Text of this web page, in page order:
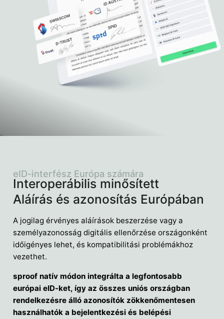
Interoperábilis minősített
Aláírás és azonosítás Európában
eID-interfész Európa számára
A jogilag érvényes aláírások beszerzése vagy a
személyazonosság digitális ellenőrzése országonként
időigényes lehet, és kompatibilitási problémákhoz
vezethet.
sproof natív módon integrálta a legfontosabb
európai eID-ket, így az összes uniós országban
rendelkezésre álló azonosítók zökkenőmentesen
használhatók a bejelentkezési és belépési